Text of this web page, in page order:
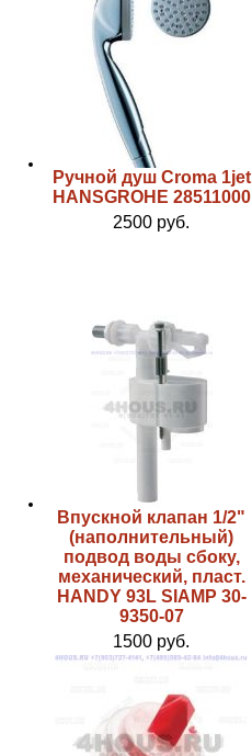
Ручной душ Croma 1jet
HANSGROHE 28511000
2500 руб.
Впускной клапан 1/2"
(наполнительный)
подвод воды сбоку,
механический, пласт.
HANDY 93L SIAMP 30-
9350-07
1500 руб.